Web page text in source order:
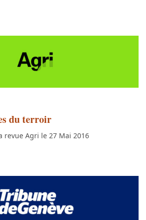
du terroir
revue Agri le 27 Mai 2016